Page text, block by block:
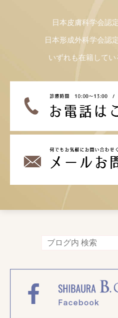
日本皮膚科学会認
日本形成外科学会認
いずれも在籍して